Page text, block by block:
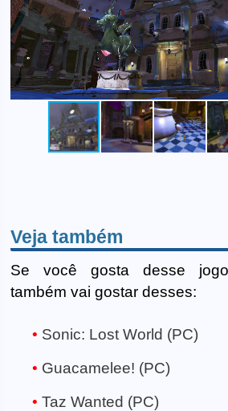
Veja também
Se você gosta desse
também vai gostar desses:
Sonic: Lost World (PC)
Guacamelee! (PC)
Taz Wanted (PC)